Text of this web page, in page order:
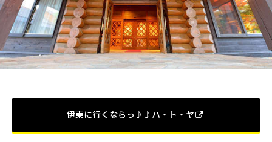
伊東に行くならっ♪♪ハ・ト・ヤ